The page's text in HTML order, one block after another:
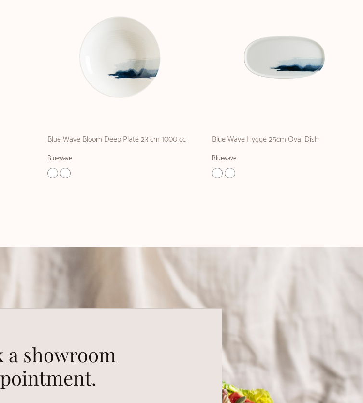
Blue Wave Bloom Deep Plate 23 cm 1000 cc
Bluewave
Blue Wave Hygge 25cm Oval Dish
Bluewave
a showroom